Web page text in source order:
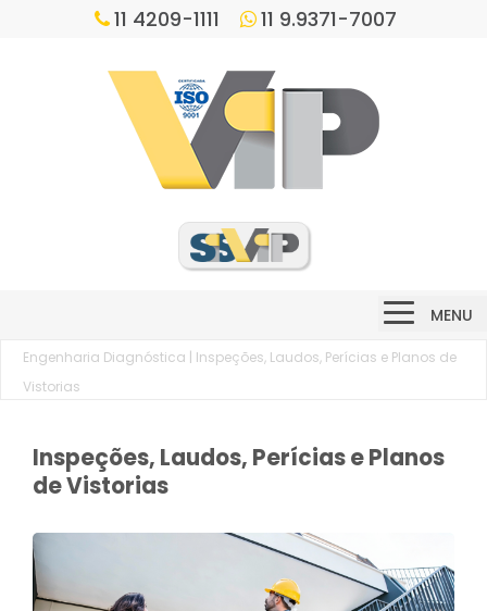
11 4209-1111 11 9.9371-7007
MENU
Engenharia Diagnóstica | Inspeções, Laudos, Perícias e Planos de
Vistorias
Inspeções, Laudos, Perícias e Planos
de Vistorias